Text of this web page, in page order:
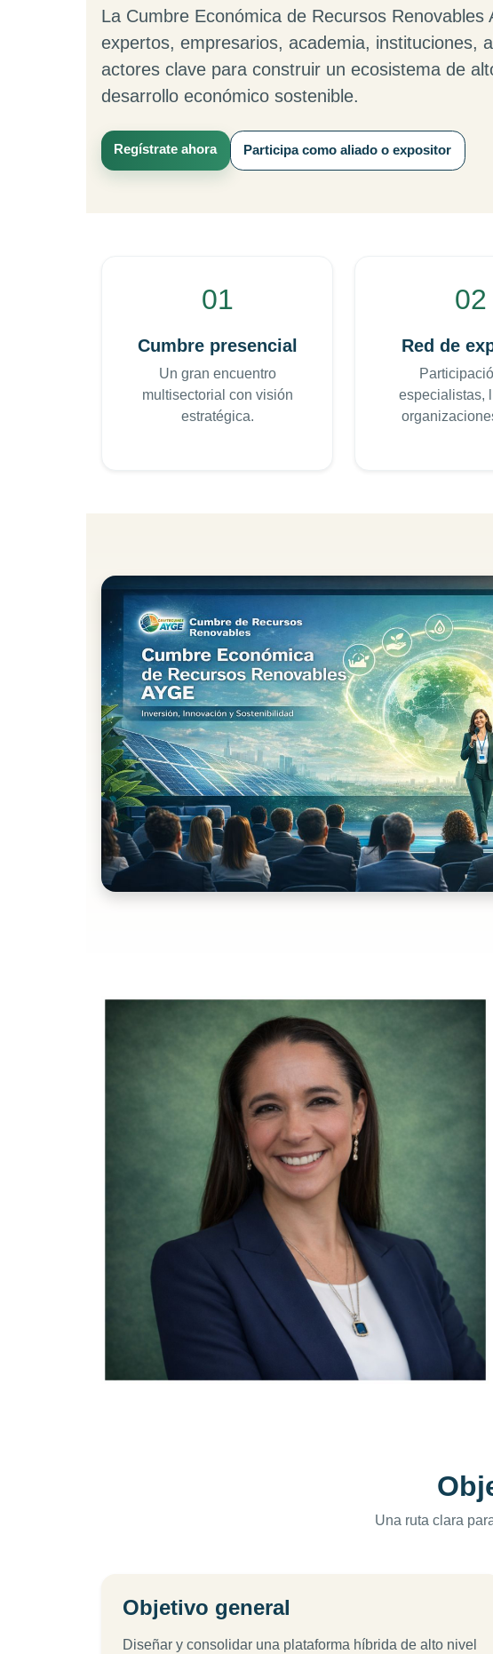
La Cumbre Económica de Recursos Renovables
expertos, empresarios, academia, instituciones,
actores clave para construir un ecosistema de
desarrollo económico sostenible.
Regístrate ahora Participa como aliado o expositor
01
Cumbre presencial
Un gran encuentro
multisectorial con visión
estratégica.
02
Red de
especialistas,
Una ruta clara
Objetivo general
Diseñar y consolidar una plataforma híbrida de alto nivel